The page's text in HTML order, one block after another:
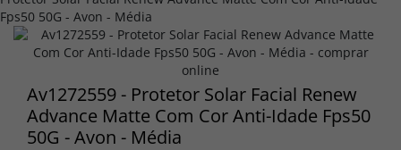
Fps50 50G - Avon - Média
Av1272559 - Protetor Solar Facial Renew
Advance Matte Com Cor Anti-Idade Fps50
50G - Avon - Média